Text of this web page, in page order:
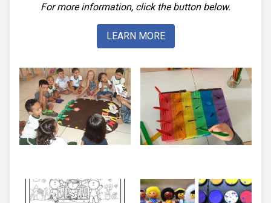
For more information, click the button below.
LEARN MORE